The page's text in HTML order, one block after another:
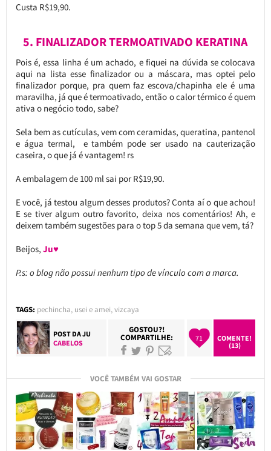
Custa R$19,90.
5. FINALIZADOR TERMOATIVADO KERATINA
Pois é, essa linha é um achado, e fiquei na dúvida se colocava
aqui na lista esse finalizador ou a máscara, mas optei pelo
finalizador porque, pra quem faz escova/chapinha ele é uma
maravilha, já que é termoativado, então o calor térmico é quem
ativa o negócio todo, sabe?
Sela bem as cutículas, vem com ceramidas, queratina, pantenol
e água termal, e também pode ser usado na cauterização
caseira, o que já é vantagem! rs
A embalagem de 100 ml sai por R$19,90.
E você, já testou algum desses produtos? Conta aí o que achou!
E se tiver algum outro favorito, deixa nos comentários! Ah, e
deixem também sugestões para o top 5 da semana que vem, tá?
Beijos, Ju♥
P.s: o blog não possui nenhum tipo de vínculo com a marca.
TAGS: pechincha, usei e amei,vizcaya
POST DAJU
CABELOS
GOSTOU?!
COMPARTILHE: 71
COMENTE!
(13)
VOCÊ TAMBÉM VAI GOSTAR